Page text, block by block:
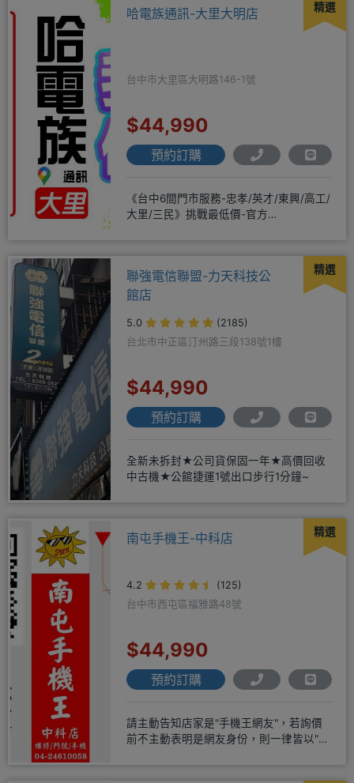
精選
哈電族通訊-大里大明店
台中市大里區大明路146-1號
$44,990
預約訂購
《台中6間門市服務-忠孝/英才/東興/高工/
大里/三民》挑戰最低價-官方
精選
聯強電信聯盟-力天科技公
館店
5.0
(2185)
台北市中正區汀州路三段138號1樓
$44,990
預約訂購
全新未拆封★公司貨保固一年★高價回收
中古機★公館捷運1號出口步行1分鐘~
精選
南屯手機王-中科店
4.2
(125)
台中市西屯區福雅路48號
$44,990
預約訂購
請主動告知店家是"手機王網友"，若詢價
前不主動表明是網友身份，則一律皆以"現